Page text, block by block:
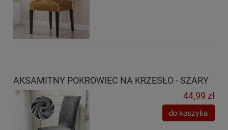
AKSAMITNY POKROWIEC NA KRZESŁO - SZARY
44,99 zł
do koszyka